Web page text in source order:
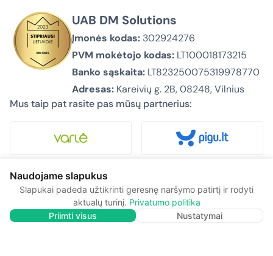
UAB DM Solutions
Įmonės kodas: 302924276
PVM mokėtojo kodas: LT100018173215
Banko sąskaita: LT823250075319978770
Adresas: Kareivių g. 2B, 08248, Vilnius
Mus taip pat rasite pas mūsų partnerius:
Apie mus
Privatumo politika
Pirkimas ir pristatymas
Naudojame slapukus
Slapukai padeda užtikrinti geresnę naršymo patirtį ir rodyti
aktualų turinį. Privatumo politika
Priimti visus
Nustatymai